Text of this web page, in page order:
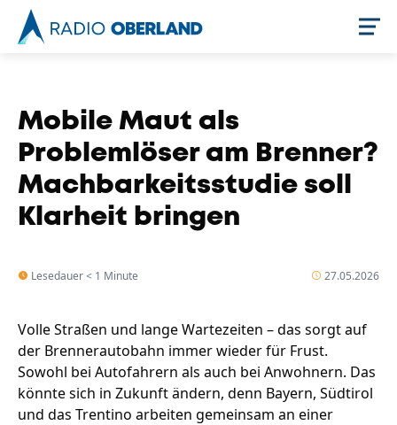
Mobile Maut als
Problemlöser am Brenner?
Machbarkeitsstudie soll
Klarheit bringen
Lesedauer < 1 Minute 27.05.2026
Volle Straßen und lange Wartezeiten – das sorgt auf
der Brennerautobahn immer wieder für Frust.
Sowohl bei Autofahrern als auch bei Anwohnern. Das
könnte sich in Zukunft ändern, denn Bayern, Südtirol
und das Trentino arbeiten gemeinsam an einer